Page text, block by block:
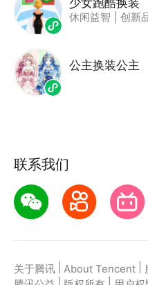
休闲益智 创新
公主换装公主
联系我们
关于腾讯 About Tencent